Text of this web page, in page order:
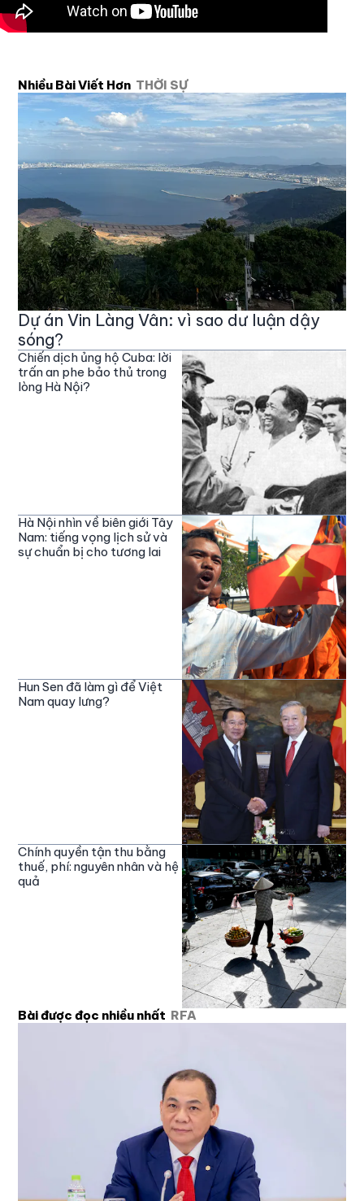
Nhiều Bài Viết Hơn THỜI SỰ
Dự án Vin Làng Vân: vì sao dư luận dậy
sóng?
Chiến dịch ủng hộ Cuba: lời
trấn an phe bảo thủ trong
lòng Hà Nội?
Hà Nội nhìn về biên giới Tây
Nam: tiếng vọng lịch sử và
sự chuẩn bị cho tương lai
Hun Sen đã làm gì để Việt
Nam quay lưng?
Chính quyền tận thu bằng
thuế, phí: nguyên nhân và hệ
quả
Bài được đọc nhiều nhất RFA